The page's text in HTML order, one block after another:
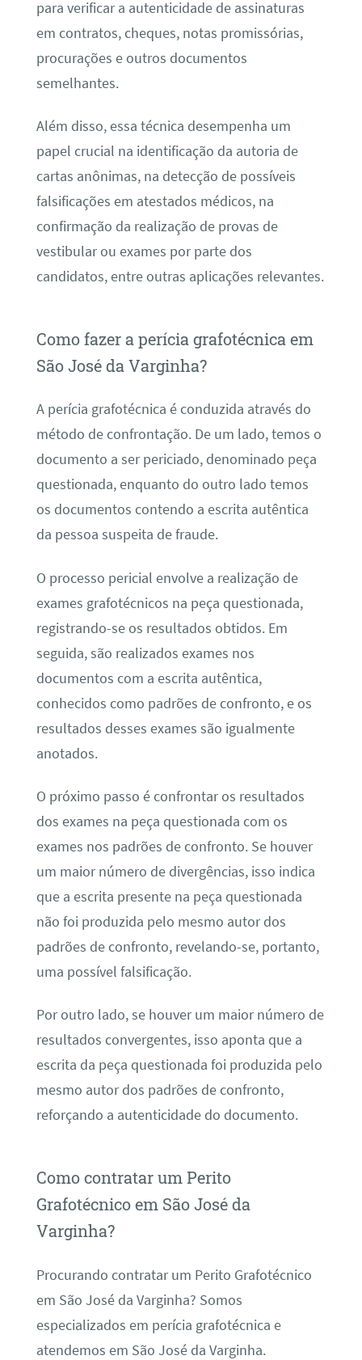
para verificar a autenticidade de assinaturas
em contratos, cheques, notas promissórias,
procurações e outros documentos
semelhantes.
Além disso, essa técnica desempenha um
papel crucial na identificação da autoria de
cartas anônimas, na detecção de possíveis
falsificações em atestados médicos, na
confirmação da realização de provas de
vestibular ou exames por parte dos
candidatos, entre outras aplicações relevantes.
Como fazer a perícia grafotécnica em
São José da Varginha?
A perícia grafotécnica é conduzida através do
método de confrontação. De um lado, temos o
documento a ser periciado, denominado peça
questionada, enquanto do outro lado temos
os documentos contendo a escrita autêntica
da pessoa suspeita de fraude.
O processo pericial envolve a realização de
exames grafotécnicos na peça questionada,
registrando-se os resultados obtidos. Em
seguida, são realizados exames nos
documentos com a escrita autêntica,
conhecidos como padrões de confronto, e os
resultados desses exames são igualmente
anotados.
O próximo passo é confrontar os resultados
dos exames na peça questionada com os
exames nos padrões de confronto. Se houver
um maior número de divergências, isso indica
que a escrita presente na peça questionada
não foi produzida pelo mesmo autor dos
padrões de confronto, revelando-se, portanto,
uma possível falsificação.
Por outro lado, se houver um maior número de
resultados convergentes, isso aponta que a
escrita da peça questionada foi produzida pelo
mesmo autor dos padrões de confronto,
reforçando a autenticidade do documento.
Como contratar um Perito
Grafotécnico em São José da
Varginha?
Procurando contratar um Perito Grafotécnico
em São José da Varginha? Somos
especializados em perícia grafotécnica e
atendemos em São José da Varginha.